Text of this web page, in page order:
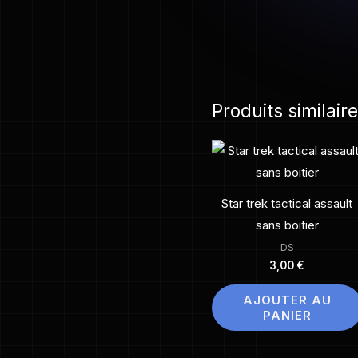
Produits
Star trek tactical assault
sans boitier
DS
3,00 €
AJOUTER AU
PANIER